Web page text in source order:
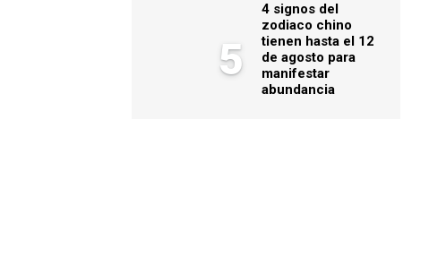
5
4 signos del
zodiaco chino
tienen hasta el 12
de agosto para
manifestar
abundancia